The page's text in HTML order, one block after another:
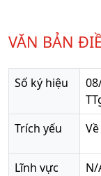
VĂN BẢN
Số ký hiệu
Trích yếu
Lĩnh vực N/